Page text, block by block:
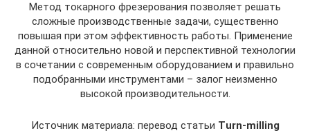
Метод токарного фрезерования позволяет решать
сложные производственные задачи, существенно
повышая при этом эффективность работы. Применение
данной относительно новой и перспективной технологии
в сочетании с современным оборудованием и правильно
подобранными инструментами – залог неизменно
высокой производительности.
Источник материала: перевод статьи Turn-milling